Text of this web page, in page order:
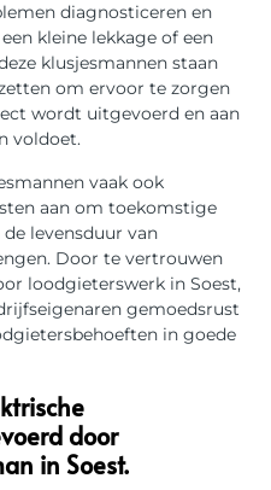
diagnosticeren en
​​kleine lekkage of een
klusjesmannen staan
om ervoor te zorgen
wordt uitgevoerd en aan
voldoet.
vaak ook
aan om toekomstige
levensduur van
Door te vertrouwen
loodgieterswerk in Soest,
gemoedsrust
in goede
door
in Soest.